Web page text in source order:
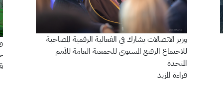
وزير الاتصالات يشارك في الفعالية الرقمية المصاحبة
للاجتماع الرفيع المستوى للجمعية العامة للأمم
المتحدة
قراءة المزيد